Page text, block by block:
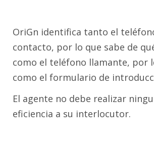
OriGn identifica tanto el
contacto, por lo que sabe de
como el teléfono llamante, por
como el formulario de
El agente no debe realizar
eficiencia a su interlocutor.